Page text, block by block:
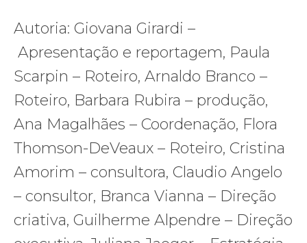
Autoria: Giovana Girardi –
Apresentação e reportagem, Paula
Scarpin – Roteiro, Arnaldo Branco –
Roteiro, Barbara Rubira – produção,
Ana Magalhães – Coordenação, Flora
Thomson-DeVeaux – Roteiro, Cristina
Amorim – consultora, Claudio Angelo
– consultor, Branca Vianna – Direção
criativa, Guilherme Alpendre – Direção